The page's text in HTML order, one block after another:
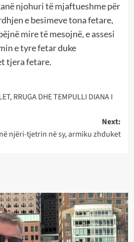
njohuri të mjaftueshme për
e besimeve tona fetare,
mire të mesojnë, e assesi
e tyre fetar duke
tjera fetare.
RRUGA DHE TEMPULLI DIANA I
Next:
njëri-tjetrin në sy, armiku zhduket